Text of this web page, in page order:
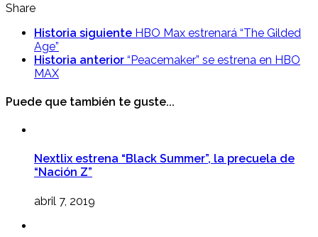
Share
Historia siguiente HBO Max estrenará “The Gilded
Age”
Historia anterior “Peacemaker” se estrena en HBO
MAX
Puede que también te guste...
Nextlix estrena “Black Summer”, la precuela de
“Nación Z”
abril 7, 2019